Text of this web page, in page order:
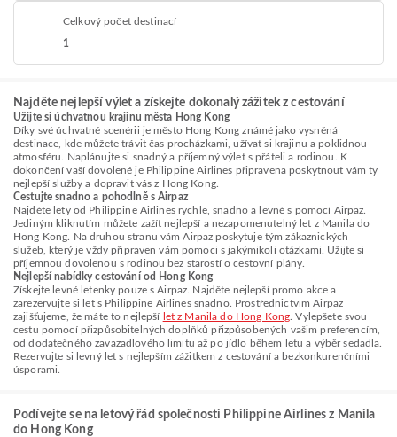
Celkový počet destinací
1
Najděte nejlepší výlet a získejte dokonalý zážitek z cestování
Užijte si úchvatnou krajinu města Hong Kong
Díky své úchvatné scenérii je město Hong Kong známé jako vysněná
destinace, kde můžete trávit čas procházkami, užívat si krajinu a poklidnou
atmosféru. Naplánujte si snadný a příjemný výlet s přáteli a rodinou. K
dokončení vaší dovolené je Philippine Airlines připravena poskytnout vám ty
nejlepší služby a dopravit vás z Hong Kong.
Cestujte snadno a pohodlně s Airpaz
Najděte lety od Philippine Airlines rychle, snadno a levně s pomocí Airpaz.
Jediným kliknutím můžete zažít nejlepší a nezapomenutelný let z Manila do
Hong Kong. Na druhou stranu vám Airpaz poskytuje tým zákaznických
služeb, který je vždy připraven vám pomoci s jakýmikoli otázkami. Užijte si
příjemnou dovolenou s rodinou bez starostí o cestovní plány.
Nejlepší nabídky cestování od Hong Kong
Získejte levné letenky pouze s Airpaz. Najděte nejlepší promo akce a
zarezervujte si let s Philippine Airlines snadno. Prostřednictvím Airpaz
zajišťujeme, že máte to nejlepší let z Manila do Hong Kong . Vylepšete svou
cestu pomocí přizpůsobitelných doplňků přizpůsobených vašim preferencím,
od dodatečného zavazadlového limitu až po jídlo během letu a výběr sedadla.
Rezervujte si levný let s nejlepším zážitkem z cestování a bezkonkurenčními
úsporami.
Podívejte se na letový řád společnosti Philippine Airlines z Manila
do Hong Kong